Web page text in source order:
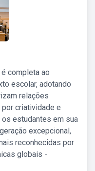
completa ao
escolar, adotando
relações
criatividade e
estudantes em sua
excepcional,
reconhecidas por
globais -